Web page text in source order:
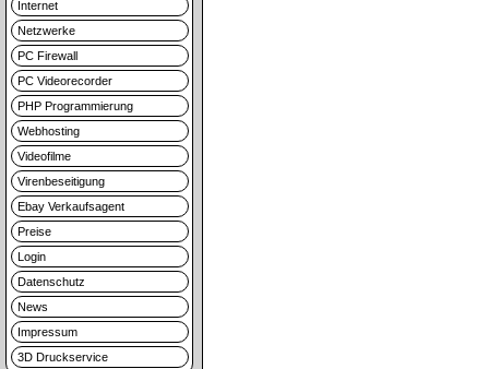
Internet
Netzwerke
PC Firewall
PC Videorecorder
PHP Programmierung
Webhosting
Videofilme
Virenbeseitigung
Ebay Verkaufsagent
Preise
Login
Datenschutz
News
Impressum
3D Druckservice